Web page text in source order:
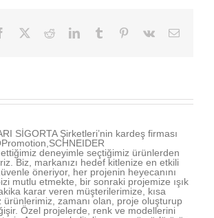
Facebook RedditLinkedInTumblr Pinterest
Vk
E-
SİGORTA Şirketleri’nin kardeş firması
deneyimle seçtiğimiz ürünlerden
Biz, markanızı hedef kitlenize en etkili
öneriyor, her projenin heyecanını
mutlu etmekte, bir sonraki projemize ışık
karar veren müşterilerimize, kısa
zamanı olan, proje oluşturup
Özel projelerde, renk ve modellerini